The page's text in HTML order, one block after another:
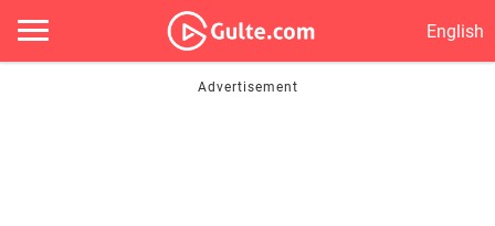
English